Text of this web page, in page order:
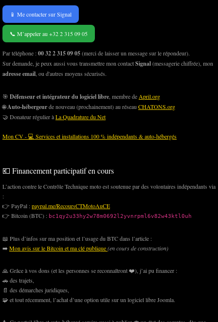
📱 Me contacter sur Signal
📞 M’appeler au +32 2 315 09 05
Par téléphone :00 32 2 315 09 05(merci de laisser un message sur le répondeur).
Sur demande, je peux aussi vous transmettre mon contactSignal(messagerie chiffrée), mon
adresse email , ou d'autres moyens sécurisés.
🎯 Défenseur et intégrateur du logiciel libre , membre de April.org
🌐Auto-hébergeurde nouveau (prochainement) au réseau CHATONS.org
🤝 Donateur régulier àLa Quadrature du Net
Mon CV - 💻 Services et installations 100 % indépendants & auto-hébergés
💶 Financement participatif en cours
L’action contre le Contrôle Technique moto est soutenue par des volontaires indépendants via
:
👉 PayPal :paypal.me/RecoursCTMotoAuCE
👉 Bitcoin (BTC) : bc1qy2u33hy2w78m0692l2yvnrpml6v82w43ktl0uh
📖 Plus d’infos sur ma position et l’usage du BTC dans l’article :
➡️ Mon avis sur le Bitcoin et ma clé publique(en cours de construction)
🙏 Grâce à vos dons (et les personnes se reconnaîtront ❤️), j’ai pu financer :
🚗 des trajets,
📄 des démarches juridiques,
🧩 et tout récemment, l’achat d’une option utile sur un logiciel libre Joomla.